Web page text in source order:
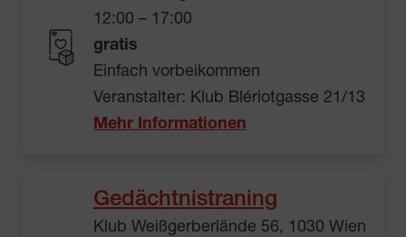
12:00 – 17:00
gratis
Einfach vorbeikommen
Veranstalter: Klub Blériotgasse 21/13
Mehr Informationen
Gedächtnistraning
Klub Weißgerberlände 56, 1030 Wien